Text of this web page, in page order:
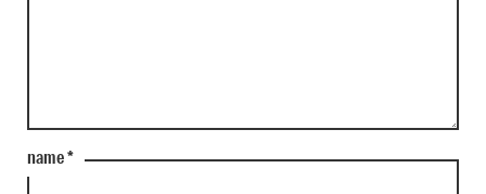
name*